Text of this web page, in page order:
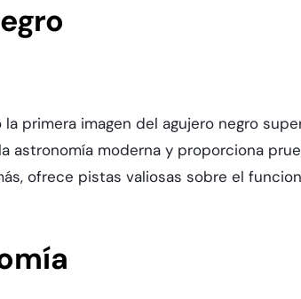
primera imagen del agujero negro
astronomía moderna y proporciona
ofrece pistas valiosas sobre el